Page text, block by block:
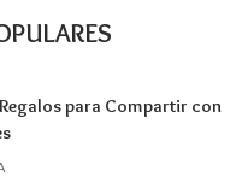
para Compartir con